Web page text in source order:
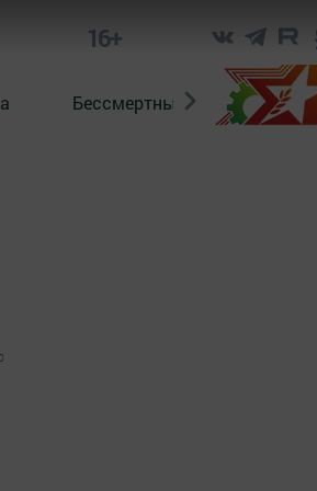
16+
Бессмертный полк. Кряшены